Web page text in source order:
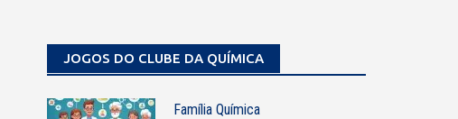
JOGOS DO CLUBE DA QUÍMICA
Família Química